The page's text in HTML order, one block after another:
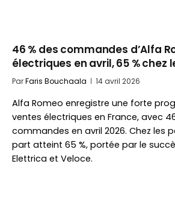
46 % des commandes d’Alfa
électriques en avril, 65 % chez
ParFaris Bouchaala 14 avril 2026
Alfa Romeo enregistre une forte
ventes électriques en France, avec
commandes en avril 2026. Chez les
part atteint 65 %, portée par le
Elettrica et Veloce.